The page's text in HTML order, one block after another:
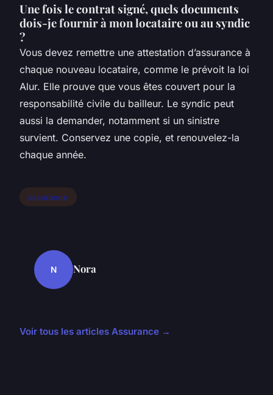
Une fois le contrat signé, quels documents
dois-je fournir à mon locataire ou au syndic
?
Vous devez remettre une attestation d’assurance à
chaque nouveau locataire, comme le prévoit la loi
Alur. Elle prouve que vous êtes couvert pour la
responsabilité civile du bailleur. Le syndic peut
aussi la demander, notamment si un sinistre
survient. Conservez une copie, et renouvelez-la
chaque année.
assurance
N Nora
Voir tous les articles Assurance →